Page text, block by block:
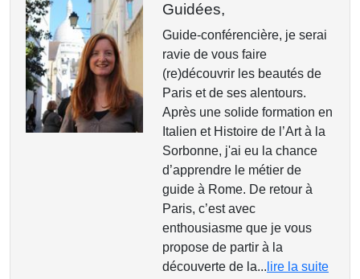
Guidées,
Guide-conférencière, je serai
ravie de vous faire
(re)découvrir les beautés de
Paris et de ses alentours.
Après une solide formation en
Italien et Histoire de l’Art à la
Sorbonne, j'ai eu la chance
d’apprendre le métier de
guide à Rome. De retour à
Paris, c’est avec
enthousiasme que je vous
propose de partir à la
découverte de la... lire la suite